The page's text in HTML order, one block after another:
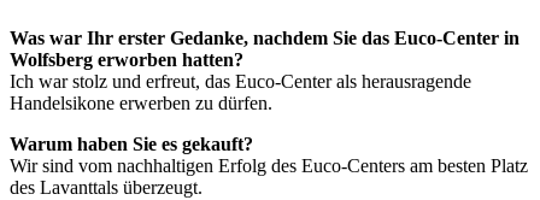
Was war Ihr erster Gedanke, nachdem Sie das Euco-Center in
Wolfsberg erworben hatten?
Ich war stolz und erfreut, das Euco-Center als herausragende
Handelsikone erwerben zu dürfen.
Warum haben Sie es gekauft?
Wir sind vom nachhaltigen Erfolg des Euco-Centers am besten Platz
des Lavanttals überzeugt.